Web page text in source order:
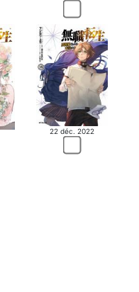
22 déc. 2022